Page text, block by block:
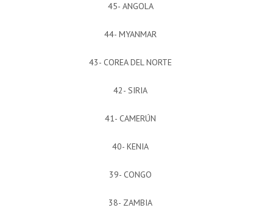
45- ANGOLA
44- MYANMAR
43- COREA DEL NORTE
42- SIRIA
41- CAMERÚN
40- KENIA
39- CONGO
38- ZAMBIA